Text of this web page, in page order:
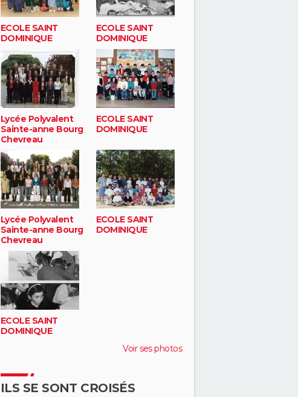
ECOLE SAINT
DOMINIQUE
ECOLE SAINT
DOMINIQUE
Lycée Polyvalent
Sainte-anne Bourg
Chevreau
ECOLE SAINT
DOMINIQUE
Lycée Polyvalent
Sainte-anne Bourg
Chevreau
ECOLE SAINT
DOMINIQUE
ECOLE SAINT
DOMINIQUE
Voir ses photos
ILS SE SONT CROISÉS